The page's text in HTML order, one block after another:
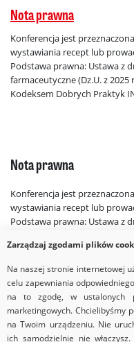
nawigacyjna
Nota prawna
Konferencja jest
wystawiania recept lub
Podstawa prawna: Ustawa z
farmaceutyczne (Dz.U. z 2025
Kodeksem Dobrych Praktyk
Nota prawna
Konferencja jest
wystawiania recept lub
Podstawa prawna: Ustawa z
Kodeksem Dobrych Praktyk
Zarządzaj zgodami plików
Na naszej stronie internetowej
celu zapewniania
na to zgodę, w ustalonych
marketingowych. Chcielibyśmy
na Twoim urządzeniu. Nie
ich samodzielnie nie